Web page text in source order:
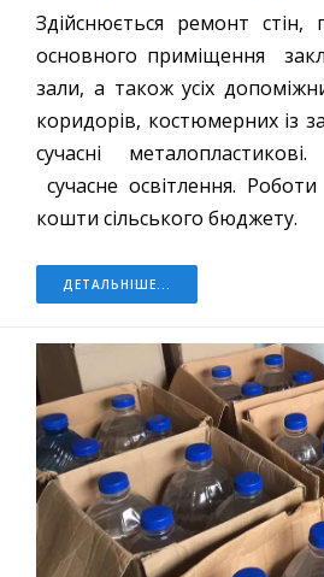
Здійснюється ремонт стін,
основного приміщення
зали, а також усіх
коридорів, костюмерних із
сучасні
сучасне освітлення.
кошти сільського бюджету.
ДЕТАЛЬНІШЕ...